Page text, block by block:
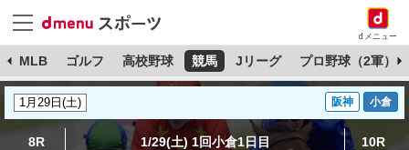
dメニュー
MLB ゴルフ 高校野球 競馬 Jリーグ プロ野球（2軍）
阪神 小倉
8R 1/29(土) 1回小倉1日目 10R